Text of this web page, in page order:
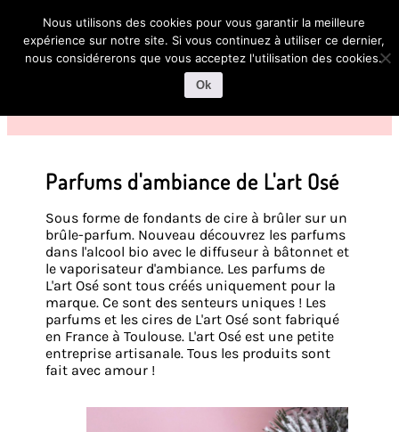
Parfums d'ambiance de L'art Osé
Sous forme de fondants de cire à brûler sur un
brûle-parfum. Nouveau découvrez les parfums
dans l'alcool bio avec le diffuseur à bâtonnet et
le vaporisateur d'ambiance. Les parfums de
L'art Osé sont tous créés uniquement pour la
marque. Ce sont des senteurs uniques ! Les
parfums et les cires de L'art Osé sont fabriqué
en France à Toulouse. L'art Osé est une petite
entreprise artisanale. Tous les produits sont
fait avec amour !
Nous utilisons des cookies pour vous garantir la meilleure
expérience sur notre site. Si vous continuez à utiliser ce dernier,
nous considérerons que vous acceptez l'utilisation des cookies.
Ok